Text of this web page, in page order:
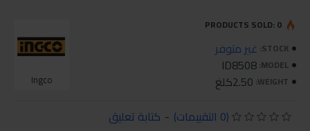
STOCK: غير متوفر
MODEL:
ID8508
WEIGHT: 2.50كلغ Ingco
PRODUCTS SOLD: 0
(0 التقييمات) - كتابة تعليق